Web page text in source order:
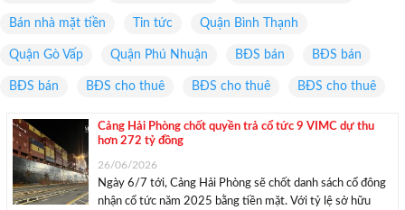
Bán nhà mặt tiền Tin tức Quận Bình Thạnh
Quận Gò Vấp Quận Phú Nhuận BĐS bán BĐS bán
BĐS bán BĐS cho thuê BĐS cho thuê BĐS cho thuê
Cảng Hải Phòng chốt quyền trả cổ tức 9 VIMC dự thu
hơn 272 tỷ đồng
26/06/2026
Ngày 6/7 tới, Cảng Hải Phòng sẽ chốt danh sách cổ đông
nhận cổ tức năm 2025 bằng tiền mặt. Với tỷ lệ sở hữu